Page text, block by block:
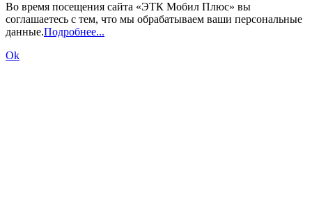
Во время посещения сайта «ЭТК Мобил Плюс» вы
соглашаетесь с тем, что мы обрабатываем ваши персональные
данные.Подробнее...
Ok